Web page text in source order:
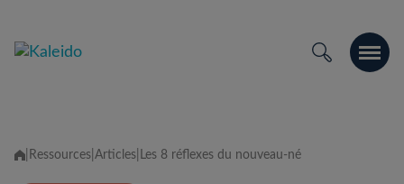
content
Ressources Articles Les 8 réflexes du nouveau-né